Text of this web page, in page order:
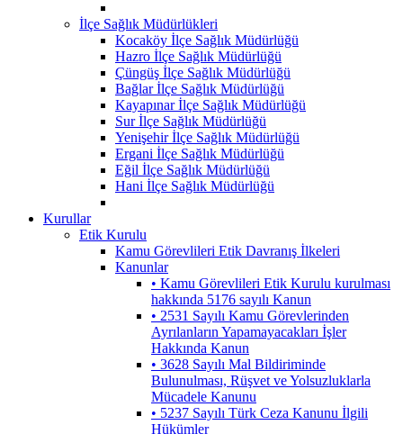
İlçe Sağlık Müdürlükleri
Kocaköy İlçe Sağlık Müdürlüğü
Hazro İlçe Sağlık Müdürlüğü
Çüngüş İlçe Sağlık Müdürlüğü
Bağlar İlçe Sağlık Müdürlüğü
Kayapınar İlçe Sağlık Müdürlüğü
Sur İlçe Sağlık Müdürlüğü
Yenişehir İlçe Sağlık Müdürlüğü
Ergani İlçe Sağlık Müdürlüğü
Eğil İlçe Sağlık Müdürlüğü
Hani İlçe Sağlık Müdürlüğü
Kurullar
Etik Kurulu
Kamu Görevlileri Etik Davranış İlkeleri
Kanunlar
• Kamu Görevlileri Etik Kurulu kurulması
hakkında 5176 sayılı Kanun
• 2531 Sayılı Kamu Görevlerinden
Ayrılanların Yapamayacakları İşler
Hakkında Kanun
• 3628 Sayılı Mal Bildiriminde
Bulunulması, Rüşvet ve Yolsuzluklarla
Mücadele Kanunu
• 5237 Sayılı Türk Ceza Kanunu İlgili
Hükümler